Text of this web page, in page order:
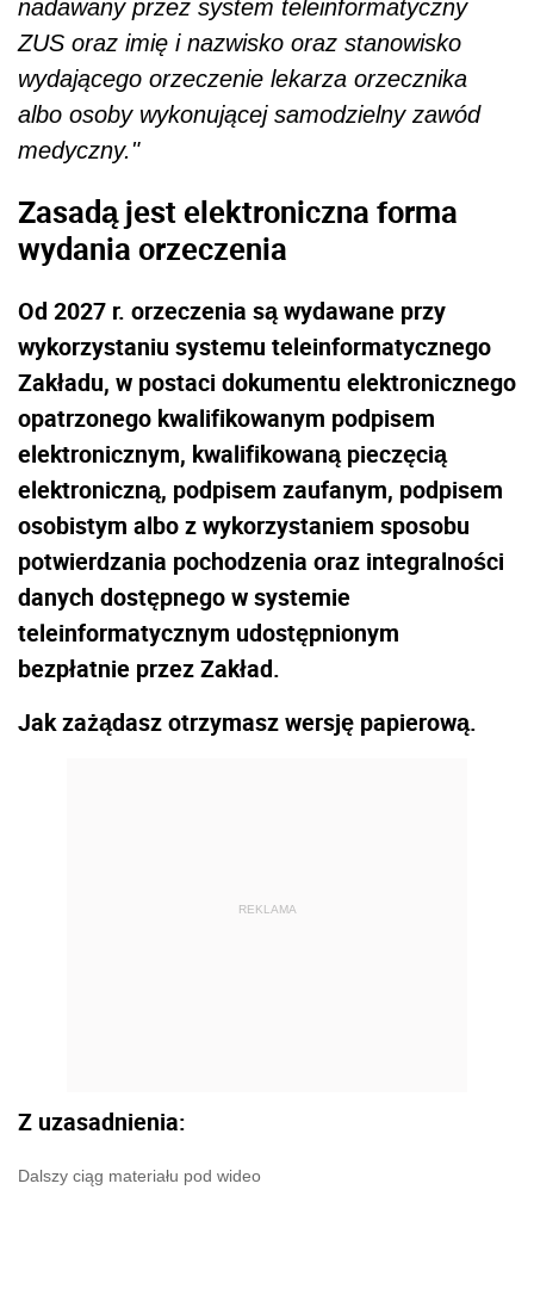
nadawany przez system teleinformatyczny
ZUS oraz imię i nazwisko oraz stanowisko
wydającego orzeczenie lekarza orzecznika
albo osoby wykonującej samodzielny zawód
medyczny."
Zasadą jest elektroniczna forma
wydania orzeczenia
Od 2027 r. orzeczenia są wydawane przy
wykorzystaniu systemu teleinformatycznego
Zakładu, w postaci dokumentu elektronicznego
opatrzonego kwalifikowanym podpisem
elektronicznym, kwalifikowaną pieczęcią
elektroniczną, podpisem zaufanym, podpisem
osobistym albo z wykorzystaniem sposobu
potwierdzania pochodzenia oraz integralności
danych dostępnego w systemie
teleinformatycznym udostępnionym
bezpłatnie przez Zakład.
Jak zażądasz otrzymasz wersję papierową.
REKLAMA
Z uzasadnienia:
Dalszy ciąg materiału pod wideo